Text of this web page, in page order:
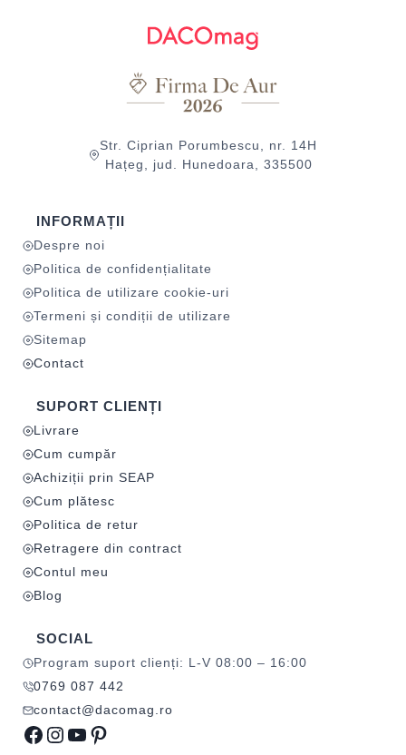
Str. Ciprian Porumbescu, nr. 14H
Hațeg, jud. Hunedoara, 335500
INFORMAȚII
Despre noi
Politica de confidențialitate
Politica de utilizare cookie-uri
Termeni și condiții de utilizare
Sitemap
Contact
SUPORT CLIENȚI
Livrare
Cum cumpăr
Achiziții prin SEAP
Cum plătesc
Politica de retur
Retragere din contract
Contul meu
Blog
SOCIAL
Program suport clienți: L-V 08:00 – 16:00
0769 087 442
contact@dacomag.ro
Facebook
Instagram
YouTube
Pinterest